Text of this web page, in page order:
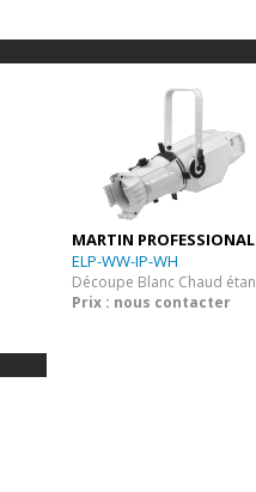
MARTIN PROFESSIONAL
ELP-WW-IP-WH
Prix : nous contacter